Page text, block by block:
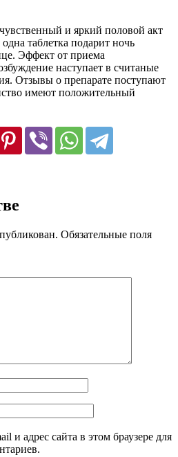
и яркий половой акт
таблетка подарит ночь
Эффект от приема
наступает в считаные
Отзывы о препарате поступают
имеют положительный
Обязательные поля
и адрес сайта в этом браузере для